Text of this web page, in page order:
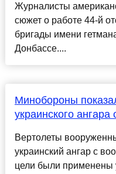
Журналисты
сюжет о работе 44-й
бригады имени
Донбассе....
Минобороны
украинского
Вертолеты
украинский ангар с
цели были применены